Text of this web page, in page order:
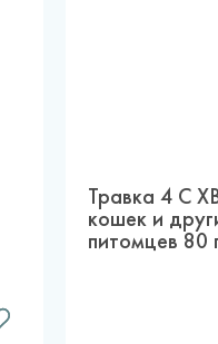
Травка 4 С
кошек и
питомцев 80